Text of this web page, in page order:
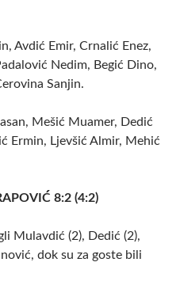
Avdić Emir, Crnalić Enez,
Nedim, Begić Dino,
Sanjin.
Mešić Muamer, Dedić
Ermin, Ljevšić Almir, Mehić
8:2 (4:2)
Mulavdić (2), Dedić (2),
dok su za goste bili